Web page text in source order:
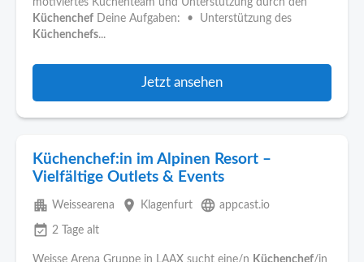
motiviertes Küchenteam und Unterstützung durch den
Küchenchef Deine Aufgaben: • Unterstützung des
Küchenchefs...
Jetzt ansehen
Küchenchef:in im Alpinen Resort –
Vielfältige Outlets & Events
apartment Weissearena place Klagenfurt language appcast.io
event_available 2 Tage alt
Weisse Arena Gruppe in LAAX sucht eine/n Küchenchef/in